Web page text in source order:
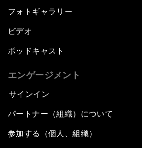
フォトギャラリー
ビデオ
ポッドキャスト
エンゲージメント
サインイン
パートナー（組織）について
参加する（個人、組織）